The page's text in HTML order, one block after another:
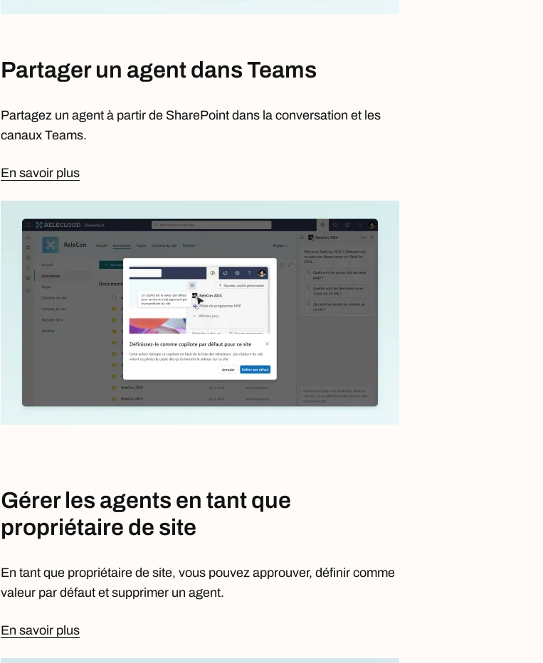
Partager un agent dans Teams
Partagez un agent à partir de SharePoint dans la conversation et les
canaux Teams.
En savoir plus
Gérer les agents en tant que
propriétaire de site
En tant que propriétaire de site, vous pouvez approuver, définir comme
valeur par défaut et supprimer un agent.
En savoir plus